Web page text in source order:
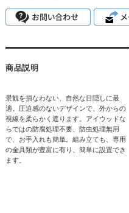
商品説明
景観を損なわない、自然な目隠しに最
適。圧迫感のないデザインで、外からの
視線を柔らかく遮ります。アイウッドな
らではの防腐処理不要、防虫処理無用
で、お手入れも簡単。組み立ても、専用
の金具類が豊富に有り、簡単に設置でき
ます。